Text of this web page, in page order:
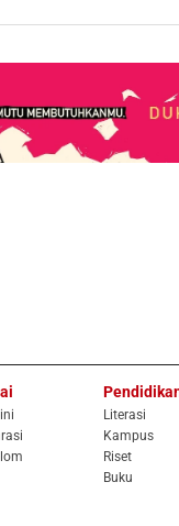
Literasi
Kampus
Riset
Buku